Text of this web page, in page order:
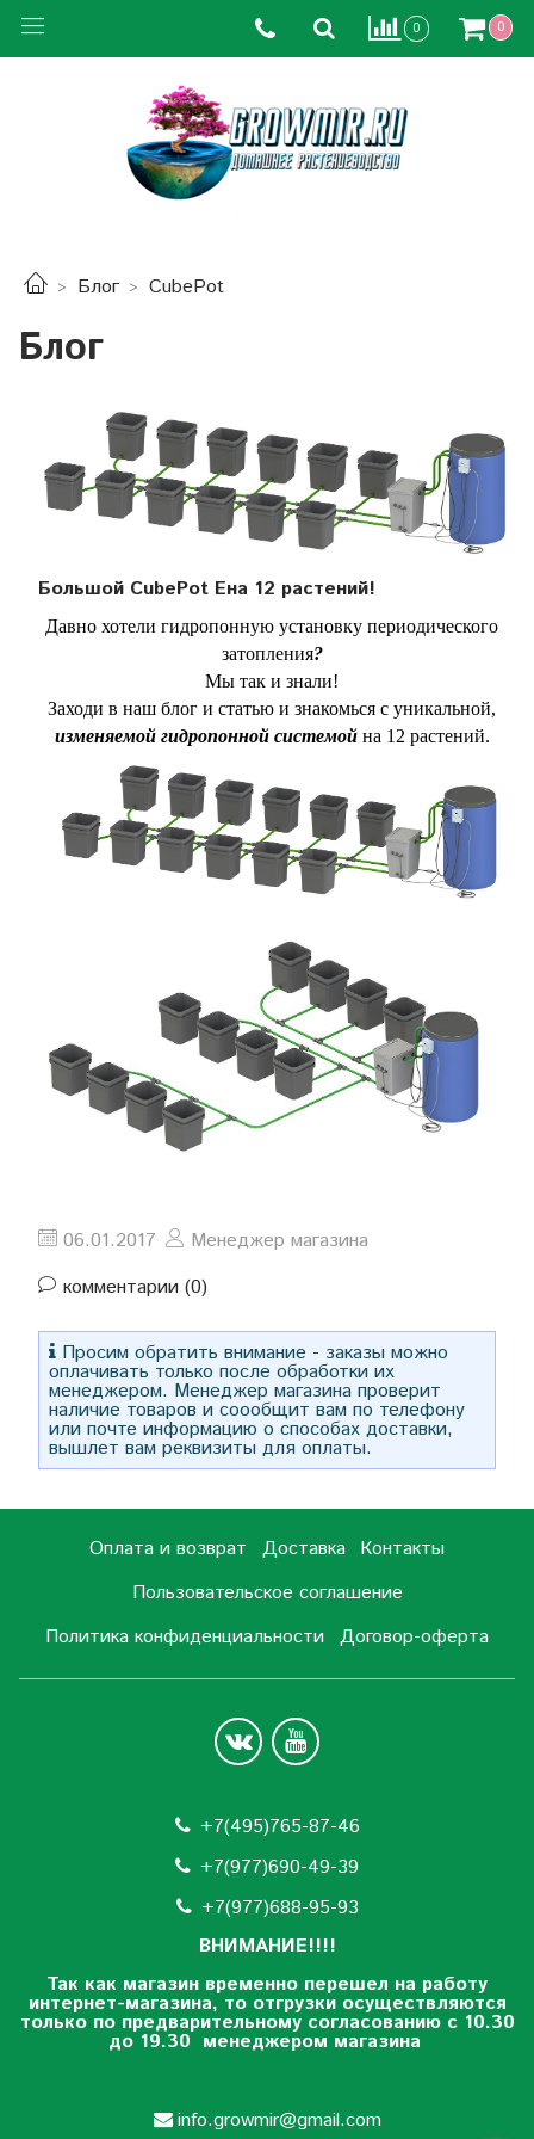
0 0
Блог CubePot
Блог
Большой CubePot Eна 12 растений!
Давно хотели гидропонную установку периодического
затопления?
Мы так и знали!
Заходи в наш блог и статью и знакомься с уникальной,
изменяемой гидропонной системойна 12 растений.
06.01.2017
Менеджер магазина
комментарии (0)
Просим обратить внимание - заказы можно
оплачивать только после обработки их
менеджером. Менеджер магазина проверит
наличие товаров и соообщит вам по телефону
или почте информацию о способах доставки,
вышлет вам реквизиты для оплаты.
Оплата и возврат Доставка Контакты
Пользовательское соглашение
Политика конфиденциальности Договор-оферта
+7(495)765-87-46
+7(977)690-49-39
+7(977)688-95-93
ВНИМАНИЕ!!!!
Так как магазин временно перешел на работу
интернет-магазина, то отгрузки осуществляются
только по предварительному согласованию с 10.30
до 19.30 менеджером магазина
info.growmir@gmail.com